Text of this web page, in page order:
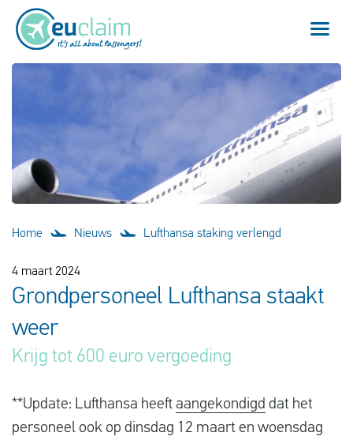
Vluchtproblemen
Gemaakte kosten
Vlucht gewijzigd
Nederlands
Onze service
Inloggen
Home Nieuws Lufthansa staking verlengd
4 maart 2024
Grondpersoneel Lufthansa staakt
weer
Krijg tot 600 euro vergoeding
**Update: Lufthansa heeft aangekondigd dat het
personeel ook op dinsdag 12 maart en woensdag